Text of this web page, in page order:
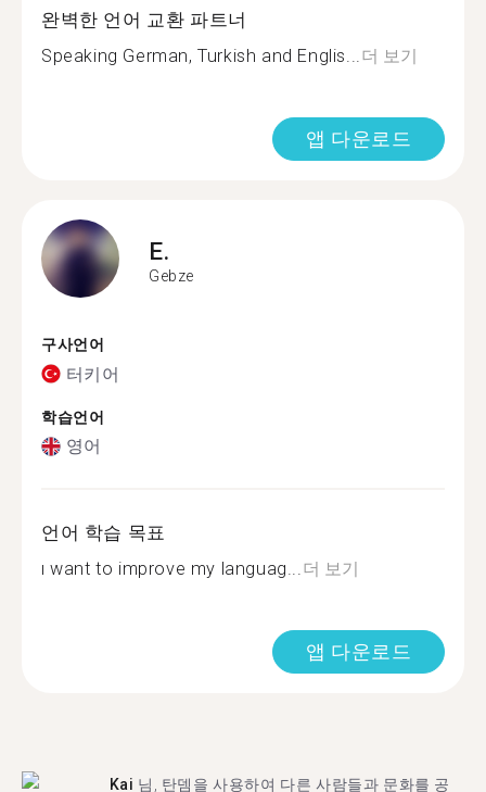
완벽한 언어 교환 파트너
Speaking German, Turkish and Englis...더 보기
앱 다운로드
E.
Gebze
구사언어
터키어
학습언어
영어
언어 학습 목표
ı want to improve my languag...더 보기
앱 다운로드
Kai 님, 탄뎀을 사용하여 다른 사람들과 문화를 공